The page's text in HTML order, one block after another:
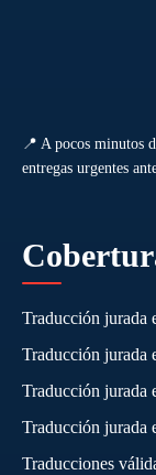
📍 A pocos minutos
entregas urgentes
Traducción jurada
Traducción jurada
Traducción jurada
Traducción jurada
Traducciones